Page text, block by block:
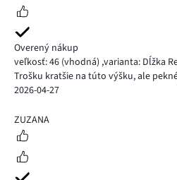
Overený nákup
veľkosť: 46 (vhodná) ,varianta: Dĺžka
Trošku kratšie na túto výšku, ale
2026-04-27
4
ZUZANA